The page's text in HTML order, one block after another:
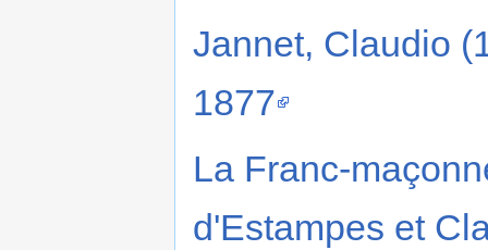
Jannet, Claudio
1877
La Franc-
d'Estampes et